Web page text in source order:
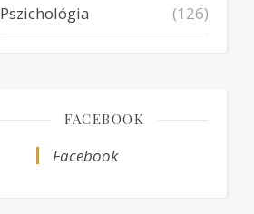
Pszichológia
(126)
FACEBOOK
Facebook